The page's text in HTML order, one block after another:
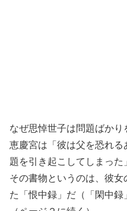
なぜ思悼世子は問題ばかり
恵慶宮は「彼は父を恐れ
題を引き起こしてしまった
その書物というのは、彼
た「恨中録」だ（「閑中録